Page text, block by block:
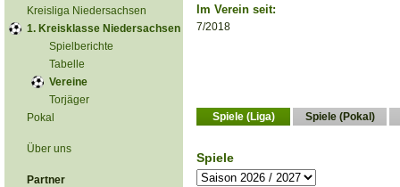
Kreisliga Niedersachsen
1. Kreisklasse Niedersachsen
Spielberichte
Tabelle
Vereine
Torjäger
Pokal
Über uns
Partner
Im Verein seit:
7/2018
Spiele (Liga) Spiele (Pokal)
Spiele